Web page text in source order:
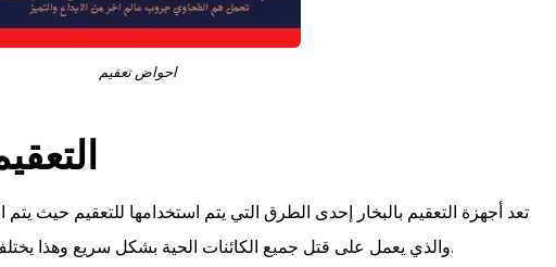
احواض تعقيم
تعد أجهزة التعقيم بالبخار إحدى الطرق التي يتم استخدامها للتعقيم حيث
والذي يعمل على قتل جميع الكائنات الحية بشكل سريع وهذا يختلف عن التعقيم بالحرارة الجافة في السرعة.